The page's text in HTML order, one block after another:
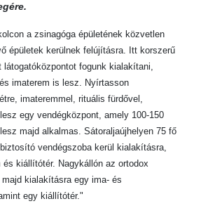
a zsinagóga épületének közvetlen
épületek kerülnek felújításra. Itt korszerű
fogunk kialakítani,
imaterem is lesz. Nyírtasson
imateremmel, rituális fürdővel,
egy vendégközpont, amely 100-150
majd alkalmas. Sátoraljaújhelyen 75 fő
vendégszoba kerül kialakításra,
kiállítótér. Nagykállón az ortodox
kialakításra egy ima- és
egy kiállítótér."